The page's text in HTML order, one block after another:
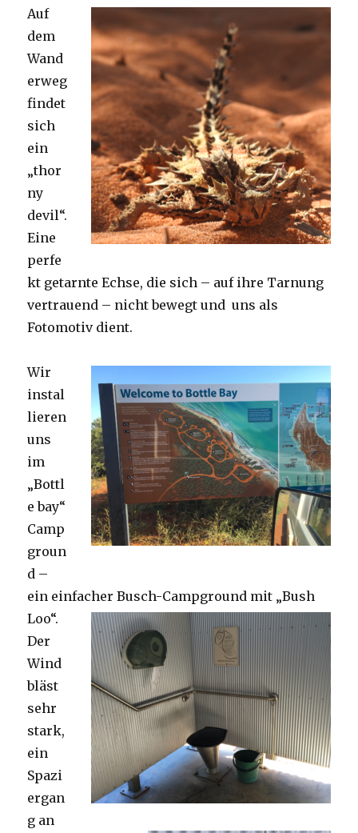
Auf
dem
Wand
erweg
findet
sich
ein
„thor
ny
devil“.
Eine
perfe
kt getarnte Echse, die sich – auf ihre Tarnung
vertrauend – nicht bewegt und uns als
Fotomotiv dient.
Wir
instal
lieren
uns
im
„Bottl
e bay“
Camp
groun
d –
ein einfacher Busch-Campground mit „Bush
Loo“.
Der
Wind
bläst
sehr
stark,
ein
Spazi
ergan
g an